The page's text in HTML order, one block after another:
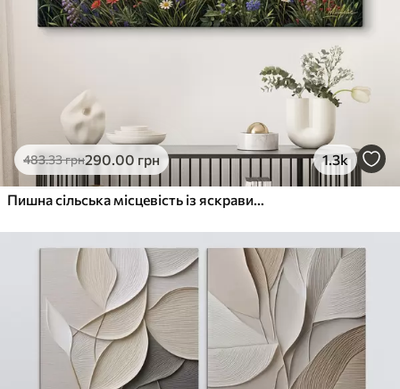
483.33грн290.00 грн 1.3k
Пишна сільська місцевість із яскравим лугом диких квітів, наповненим різнокольоровими квітами під хмарним небом